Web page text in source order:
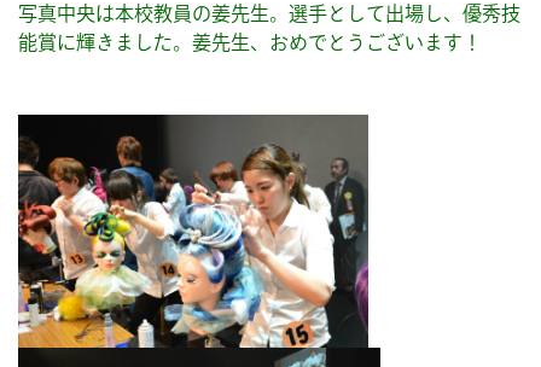
写真中央は本校教員の姜先生。選手として出場し、優秀技
能賞に輝きました。姜先生、おめでとうございます！